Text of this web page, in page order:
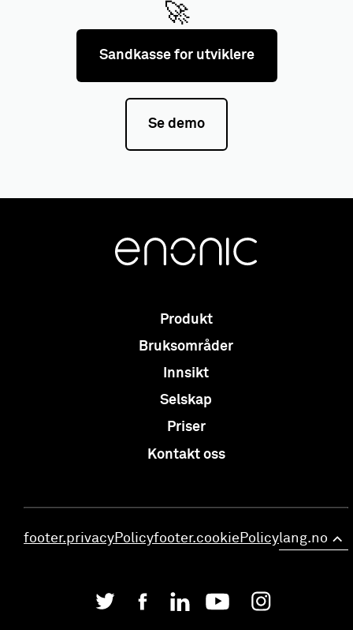
🚀
Sandkasse for utviklere
Se demo
Produkt
Bruksområder
Innsikt
Selskap
Priser
Kontakt oss
footer.privacyPolicyfooter.cookiePolicylang.no >